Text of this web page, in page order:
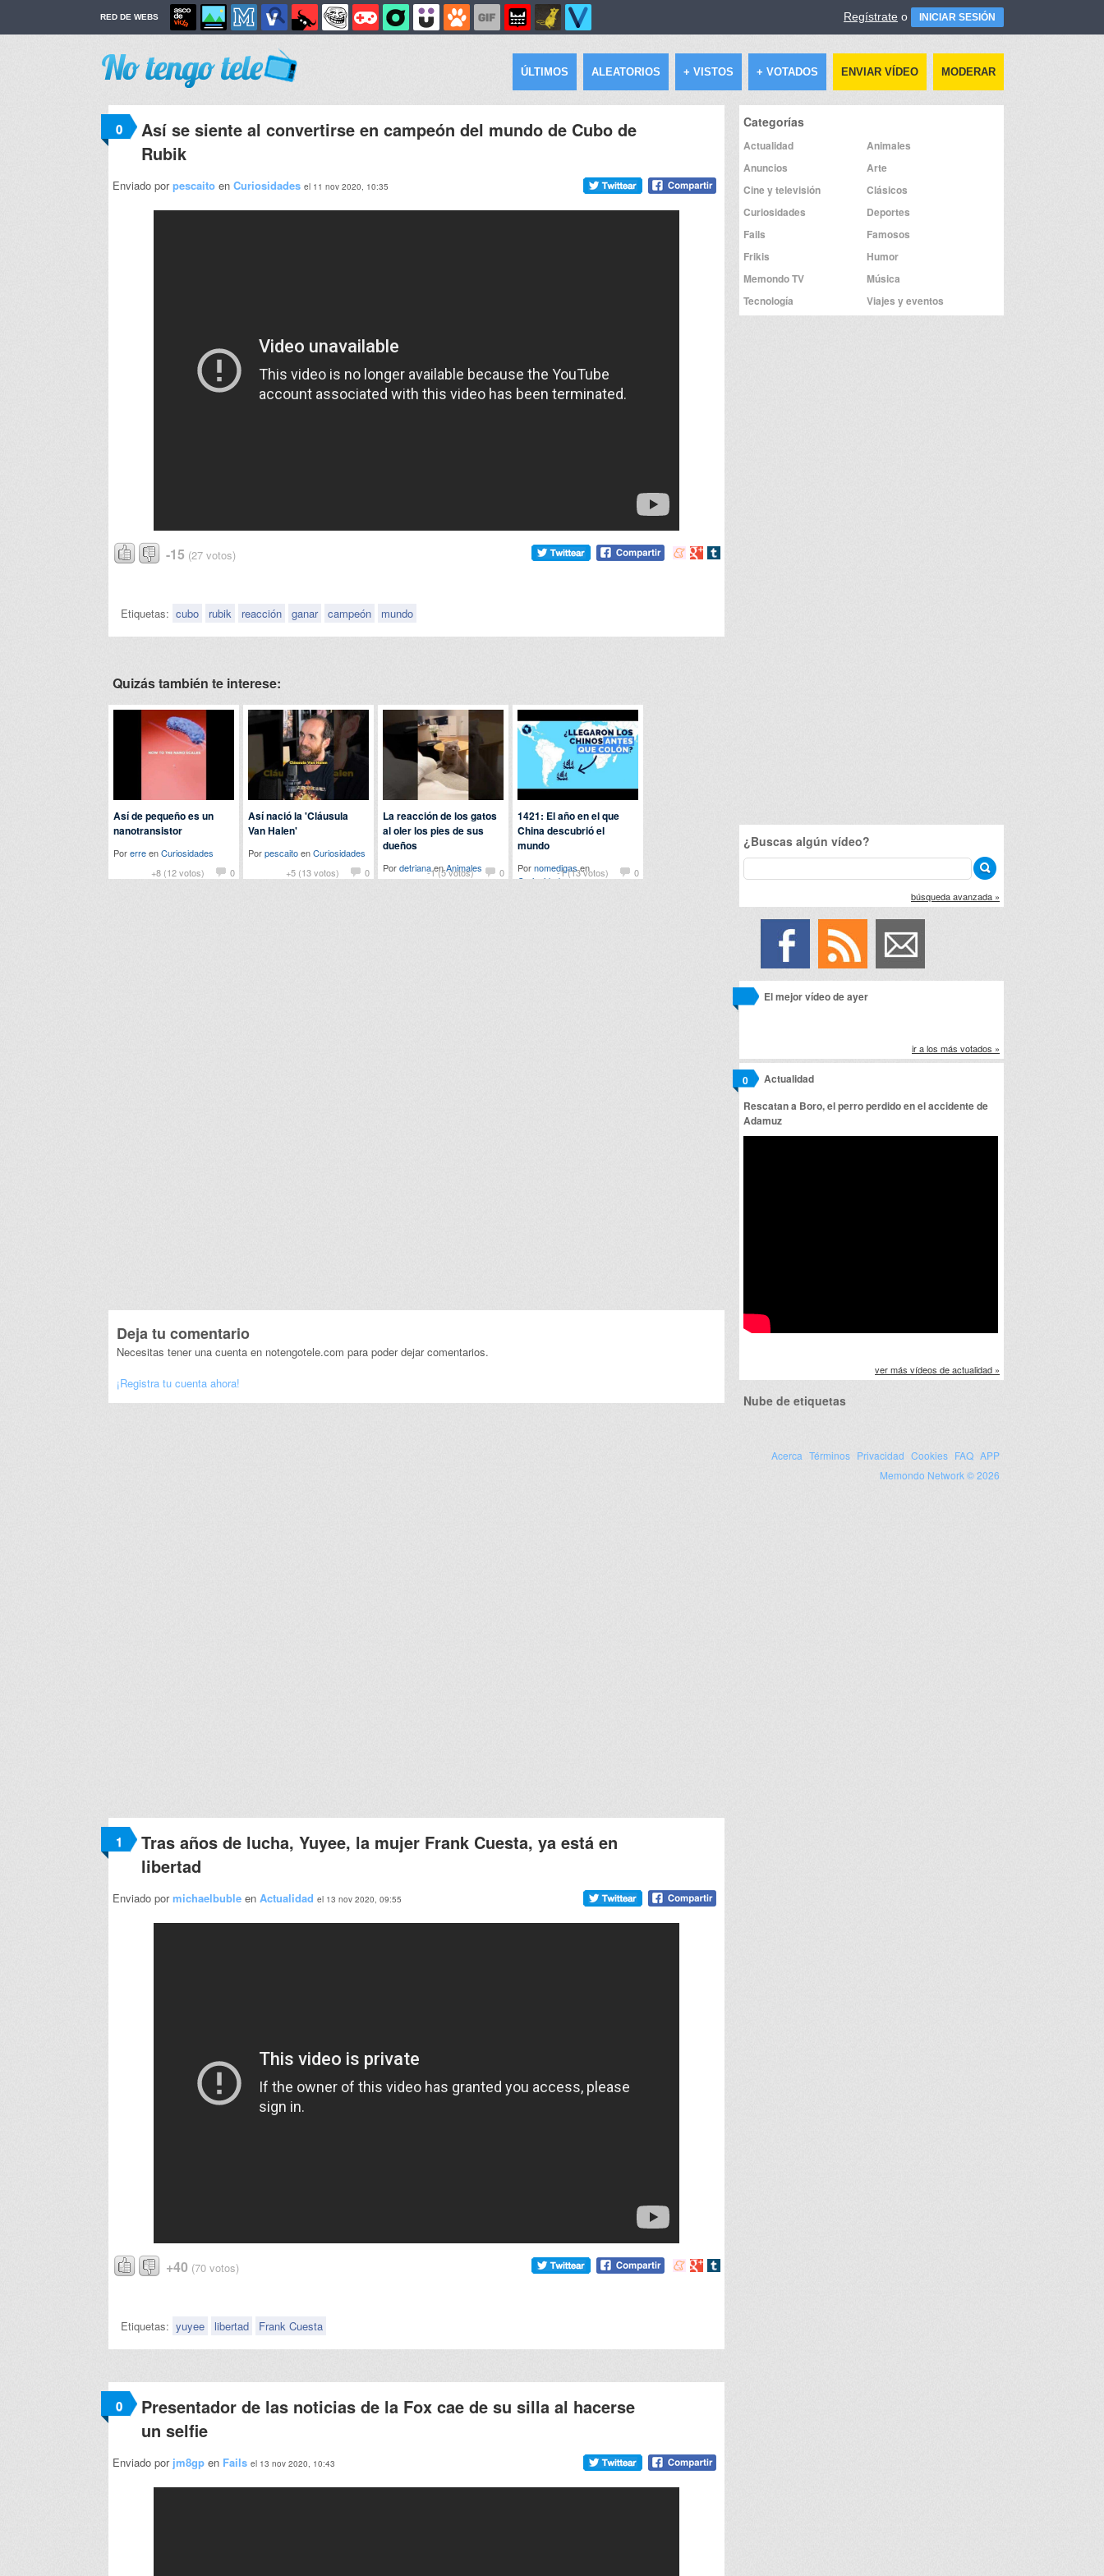
RED DE WEBS Regístrate o INICIAR SESIÓN
ÚLTIMOS ALEATORIOS + VISTOS + VOTADOS ENVIAR VÍDEO MODERAR
0
Así se siente al convertirse en campeón del mundo de Cubo de
Rubik
Enviado porpescaito en Curiosidades el 11 nov 2020, 10:35
-15 (27 votos)
Compartir
Compartir
Compartir
Etiquetas: cubo rubik reacción ganar campeón mundo
Quizás también te interese:
+8 (12 votos) 0
Así de pequeño es un
nanotransistor
PorerreenCuriosidades
+5 (13 votos)
0
Así nació la 'Cláusula
Van Halen'
PorpescaitoenCuriosidades
-1 (5 votos)
0
La reacción de los gatos
al oler los pies de sus
dueños
PordetrianaenAnimales -1 (13 votos) 0
1421: El año en el que
China descubrió el
mundo
Pornomedigasen
Curiosidades
Deja tu comentario
Necesitas tener una cuenta en notengotele.com para poder dejar comentarios.
¡Registra tu cuenta ahora!
1
Tras años de lucha, Yuyee, la mujer Frank Cuesta, ya está en
libertad
Enviado pormichaelbuble en Actualidad el 13 nov 2020, 09:55
+40 (70 votos)
Compartir
Compartir
Compartir
Etiquetas: yuyee libertad Frank Cuesta
0
Presentador de las noticias de la Fox cae de su silla al hacerse
un selfie
Enviado por jm8gp en Fails el 13 nov 2020, 10:43
Categorías
Actualidad
Animales
Anuncios
Arte
Cine y televisión
Clásicos
Curiosidades
Deportes
Fails
Famosos
Frikis
Humor
Memondo TV
Música
Tecnología
Viajes y eventos
¿Buscas algún vídeo?
búsqueda avanzada »
El mejor vídeo de ayer
ir a los más votados »
Actualidad
0
Rescatan a Boro, el perro perdido en el accidente de
Adamuz
ver más vídeos de actualidad »
Nube de etiquetas
Acerca Términos Privacidad Cookies FAQ APP
Memondo Network © 2026